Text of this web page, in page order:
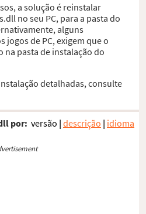
a solução é reinstalar
no seu PC, para a pasta do
alguns
jogos de PC, exigem que o
na pasta de instalação do
detalhadas, consulte
por: versão | descrição | idioma